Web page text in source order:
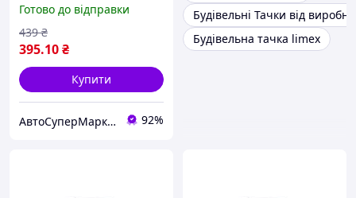
Готово до відправки
395.10₴
439 ₴
Купити
АвтоСуперМаркет 92%
Будівельні Тачки від
Будівельна тачка limex